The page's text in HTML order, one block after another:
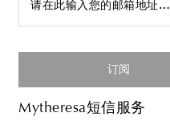
请在此输入您的邮箱地址…
订阅
Mytheresa短信服务